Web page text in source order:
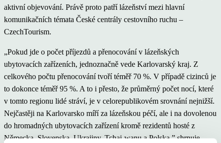
aktivní objevování. Právě proto patří lázeňství mezi hlavní
komunikačních témata České centrály cestovního ruchu –
CzechTourism.
„Pokud jde o počet příjezdů a přenocování v lázeňských
ubytovacích zařízeních, jednoznačně vede Karlovarský kraj. Z
celkového počtu přenocování tvoří téměř 70 %. V případě cizinců je
to dokonce téměř 95 %. A to i přesto, že průměrný počet nocí, které
v tomto regionu lidé stráví, je v celorepublikovém srovnání nejnižší.
Nejčastěji na Karlovarsko míří za lázeňskou péčí, ale i na dovolenou
do hromadných ubytovacích zařízení kromě rezidentů hosté z
Německa, Slovenska, Ukrajiny, Tchaj-wanu a Polska,” shrnuje